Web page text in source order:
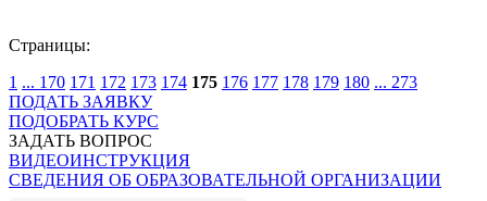
Страницы:
1 ... 170 171 172 173 174 175 176 177 178 179 180 ... 273
ПОДАТЬ ЗАЯВКУ
ПОДОБРАТЬ КУРС
ЗАДАТЬ ВОПРОС
ВИДЕОИНСТРУКЦИЯ
СВЕДЕНИЯ ОБ ОБРАЗОВАТЕЛЬНОЙ ОРГАНИЗАЦИИ